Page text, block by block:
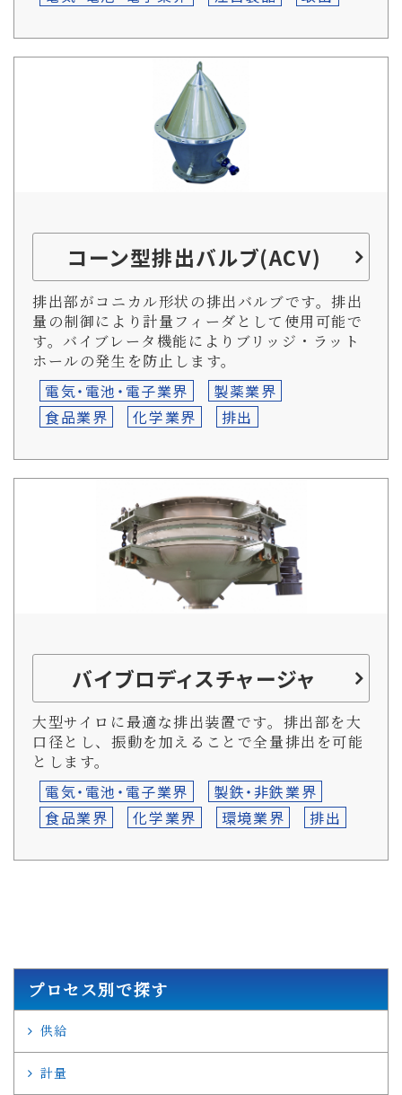
コーン型排出バルブ(ACV)
排出部がコニカル形状の排出バルブです。排出
量の制御により計量フィーダとして使用可能で
す。バイブレータ機能によりブリッジ・ラット
ホールの発生を防止します。
電気・電池・電子業界
製薬業界
食品業界
化学業界 排出
バイブロディスチャージャ
大型サイロに最適な排出装置です。排出部を大
口径とし、振動を加えることで全量排出を可能
とします。
電気・電池・電子業界
製鉄・非鉄業界
食品業界
化学業界 環境業界 排出
プロセス別で探す
供給
計量